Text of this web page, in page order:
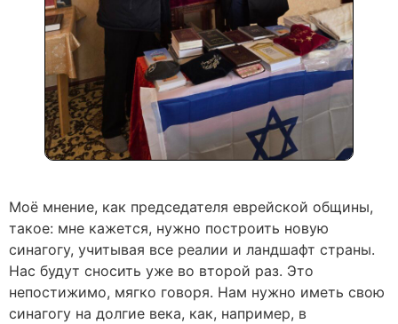
Моё мнение, как председателя еврейской общины,
такое: мне кажется, нужно построить новую
синагогу, учитывая все реалии и ландшафт страны.
Нас будут сносить уже во второй раз. Это
непостижимо, мягко говоря. Нам нужно иметь свою
синагогу на долгие века, как, например, в